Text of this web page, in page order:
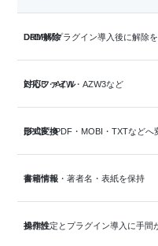
DRM解除
DeDRMプラグイン導入後に解除
対応ファイル
EPUB・AZW・AZW3など
形式変換
EPUB・PDF・MOBI・TXTなどへ
書籍情報
タイトル・著者名・表紙を保持
操作性
初期設定とプラグイン導入に手間